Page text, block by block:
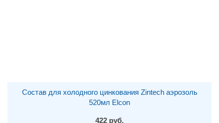
Состав для холодного цинкования Zintech аэрозоль
520мл Elcon
422 руб.